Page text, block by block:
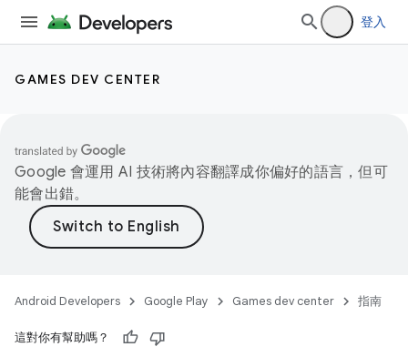
登入
GAMES DEV CENTER
Google 會運用 AI 技術將內容翻譯成你偏好的語言，但可
能會出錯。
Android Developers Google Play Games dev center 指南
這對你有幫助嗎？